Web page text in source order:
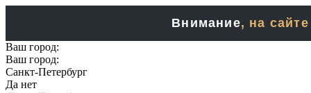
Внимание, на
Ваш город:
Ваш город:
Санкт-Петербург
Да нет